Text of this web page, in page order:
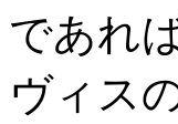
であれ
ヴィス